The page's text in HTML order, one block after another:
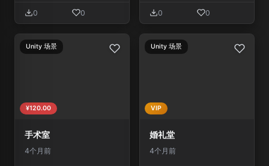
0 0 0 0
Unity 场景
¥120.00
手术室
4个月前
Unity 场景
VIP
婚礼堂
4个月前